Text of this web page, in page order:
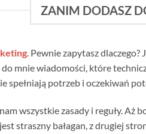
ZANIM DODASZ
. Pewnie zapytasz
mnie wiadomości, które
spełniają potrzeb i oczekiwań
wszystkie zasady i reguły. Aż
straszny bałagan, z drugiej